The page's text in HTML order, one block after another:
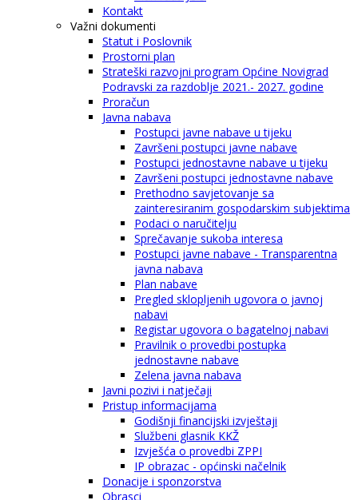
Kontakt
Važni dokumenti
Statut i Poslovnik
Prostorni plan
Strateški razvojni program Općine Novigrad
Podravski za razdoblje 2021.- 2027. godine
Proračun
Javna nabava
Postupci javne nabave u tijeku
Završeni postupci javne nabave
Postupci jednostavne nabave u tijeku
Završeni postupci jednostavne nabave
Prethodno savjetovanje sa
zainteresiranim gospodarskim subjektima
Podaci o naručitelju
Sprečavanje sukoba interesa
Postupci javne nabave - Transparentna
javna nabava
Plan nabave
Pregled sklopljenih ugovora o javnoj
nabavi
Registar ugovora o bagatelnoj nabavi
Pravilnik o provedbi postupka
jednostavne nabave
Zelena javna nabava
Javni pozivi i natječaji
Pristup informacijama
Godišnji financijski izvještaji
Službeni glasnik KKŽ
Izvješća o provedbi ZPPI
IP obrazac - općinski načelnik
Donacije i sponzorstva
Obrasci